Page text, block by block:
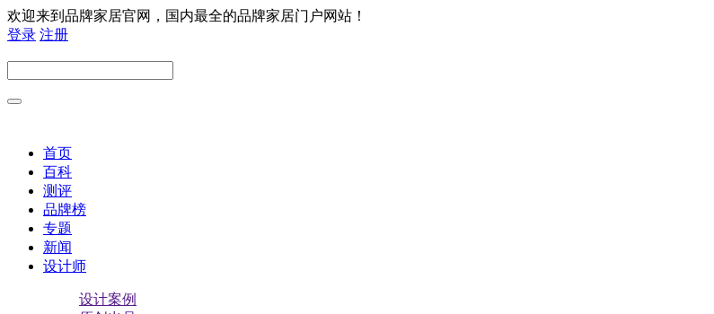
欢迎来到品牌家居官网，国内最全的品牌家居门户网站！
登录 注册
首页
百科
测评
品牌榜
专题
新闻
设计师
设计案例